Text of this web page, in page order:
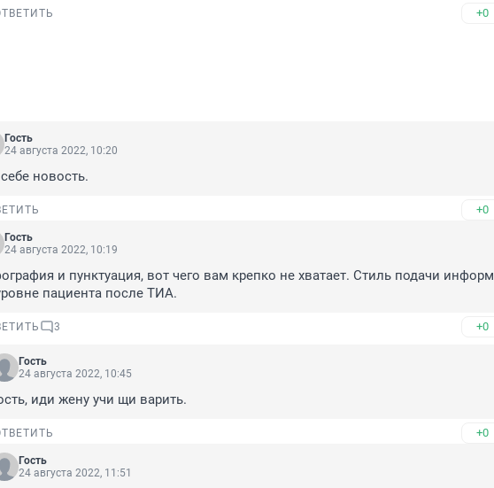
+0
Гость
24 августа 2022, 10:20
новость.
+0
Гость
24 августа 2022, 10:19
и пунктуация, вот чего вам крепко не хватает. Стиль подачи
пациента после ТИА.
3 +0
Гость
24 августа 2022, 10:45
иди жену учи щи варить.
+0
Гость
24 августа 2022, 11:51